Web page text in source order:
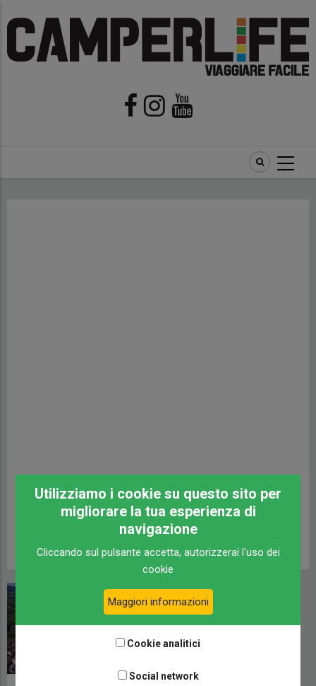
Briciole
Home /Castelfidardo
Utilizziamo i cookie su questo sito per
migliorare la tua esperienza di
navigazione
Cliccando sul pulsante accetta, autorizzerai l'uso dei
cookie
Maggiori informazioni
Cookie analitici
Social network